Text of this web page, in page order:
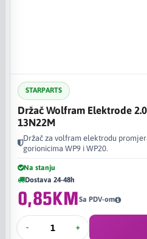
STARPARTS
Držač Wolfram Elektrode
13N22M
Držač za volfram elektrodu
gorionicima WP9 i WP20.
Na stanju
Dostava 24-48h
0,85KMSa PDV-om
- +